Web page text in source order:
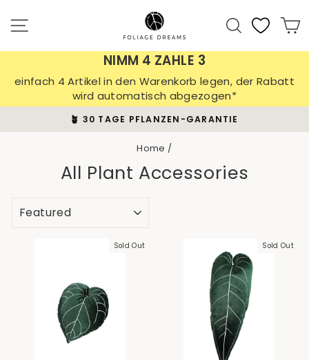
content
Search
NIMM 4 ZAHLE 3
einfach 4 Artikel in den Warenkorb legen, der Rabatt
wird automatisch abgezogen*
Pause
slideshow
🪴 30 TAGE PFLANZEN-GARANTIE
Home /
All Plant Accessories
Sold Out Sold Out